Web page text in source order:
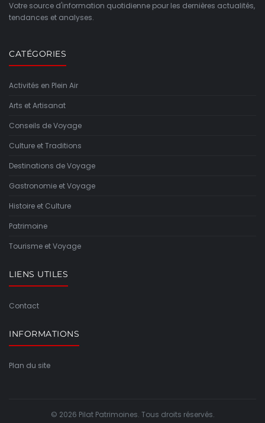
Votre source d'information quotidienne pour les dernières actualités,
tendances et analyses.
CATÉGORIES
Activités en Plein Air
Arts et Artisanat
Conseils de Voyage
Culture et Traditions
Destinations de Voyage
Gastronomie et Voyage
Histoire et Culture
Patrimoine
Tourisme et Voyage
LIENS UTILES
Contact
INFORMATIONS
Plan du site
© 2026 Pilat Patrimoines. Tous droits réservés.